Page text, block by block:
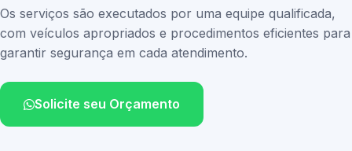
Os serviços são executados por uma equipe qualificada,
com veículos apropriados e procedimentos eficientes para
garantir segurança em cada atendimento.
Solicite seu Orçamento